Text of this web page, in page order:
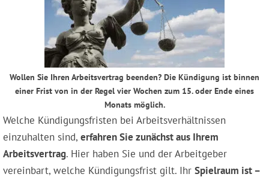
Wollen Sie Ihren Arbeitsvertrag beenden? Die Kündigung ist binnen
einer Frist von in der Regel vier Wochen zum 15. oder Ende eines
Monats möglich.
Welche Kündigungsfristen bei Arbeitsverhältnissen
einzuhalten sind, erfahren Sie zunächst aus Ihrem
Arbeitsvertrag. Hier haben Sie und der Arbeitgeber
vereinbart, welche Kündigungsfrist gilt. Ihr Spielraum ist –